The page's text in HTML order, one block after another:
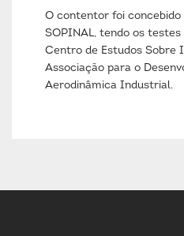
O contentor foi concebido
SOPINAL, tendo os
Centro de Estudos Sobre
Associação para o
Aerodinâmica Industrial.